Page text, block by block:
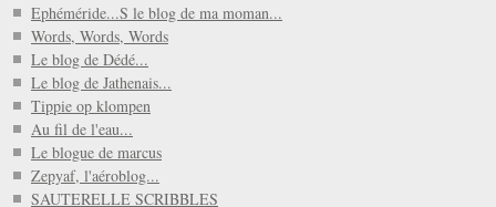
Ephéméride...S le blog de ma moman...
Words, Words, Words
Le blog de Dédé...
Le blog de Jathenais...
Tippie op klompen
Au fil de l'eau...
Le blogue de marcus
Zepyaf, l'aéroblog...
SAUTERELLE SCRIBBLES